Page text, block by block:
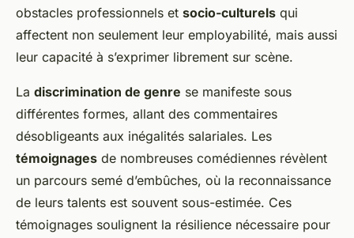
obstacles professionnels et socio-culturels qui
affectent non seulement leur employabilité, mais aussi
leur capacité à s’exprimer librement sur scène.
La discrimination de genre se manifeste sous
différentes formes, allant des commentaires
désobligeants aux inégalités salariales. Les
témoignages de nombreuses comédiennes révèlent
un parcours semé d’embûches, où la reconnaissance
de leurs talents est souvent sous-estimée. Ces
témoignages soulignent la résilience nécessaire pour